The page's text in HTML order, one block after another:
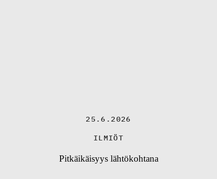
25.6.2026
ILMIÖT
Pitkäikäisyys lähtökohtana